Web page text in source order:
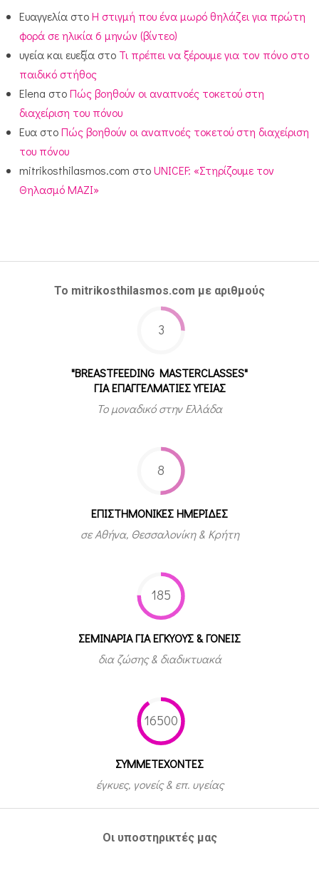
Ευαγγελία στοΗ στιγμή που ένα μωρό θηλάζει για πρώτη
φορά σε ηλικία 6 μηνών (βίντεο)
υγεία και ευεξία στο Τι πρέπει να ξέρουμε για τον πόνο στο
παιδικό στήθος
Elena στοΠώς βοηθούν οι αναπνοές τοκετού στη
διαχείριση του πόνου
Ευα στοΠώς βοηθούν οι αναπνοές τοκετού στη διαχείριση
του πόνου
mitrikosthilasmos.com στοUNICEF: «Στηρίζουμε τον
Θηλασμό ΜΑΖΙ»
Το mitrikosthilasmos.com με αριθμούς
3
"BREASTFEEDING MASTERCLASSES"
ΓΙΑ ΕΠΑΓΓΕΛΜΑΤΙΕΣ ΥΓΕΙΑΣ
Το μοναδικό στην Ελλάδα
8
ΕΠΙΣΤΗΜΟΝΙΚΕΣ ΗΜΕΡΙΔΕΣ
σε Αθήνα, Θεσσαλονίκη & Κρήτη
185
ΣΕΜΙΝΑΡΙΑ ΓΙΑ ΕΓΚΥΟΥΣ & ΓΟΝΕΙΣ
δια ζώσης & διαδικτυακά
16500
ΣΥΜΜΕΤEΧΟΝΤΕΣ
έγκυες, γονείς & επ. υγείας
Οι υποστηρικτές μας